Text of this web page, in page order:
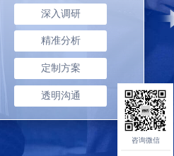
深入调研
精准分析
定制方案
透明沟通